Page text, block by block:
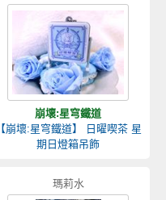
崩壞:星穹鐵道
【崩壞:星穹鐵道】 日曜喫茶 星
期日燈箱吊飾
瑪莉水